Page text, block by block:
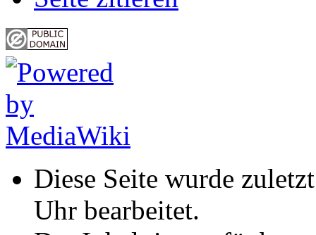
Diese Seite wurde
Uhr bearbeitet.